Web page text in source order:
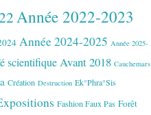
Année 2022-2023
Année 2024-2025 Année 2025-
scientifiqueAvant 2018 Cauchemars
Création Destruction Ek°Phra°Sis
Fashion Faux Pas Forêt